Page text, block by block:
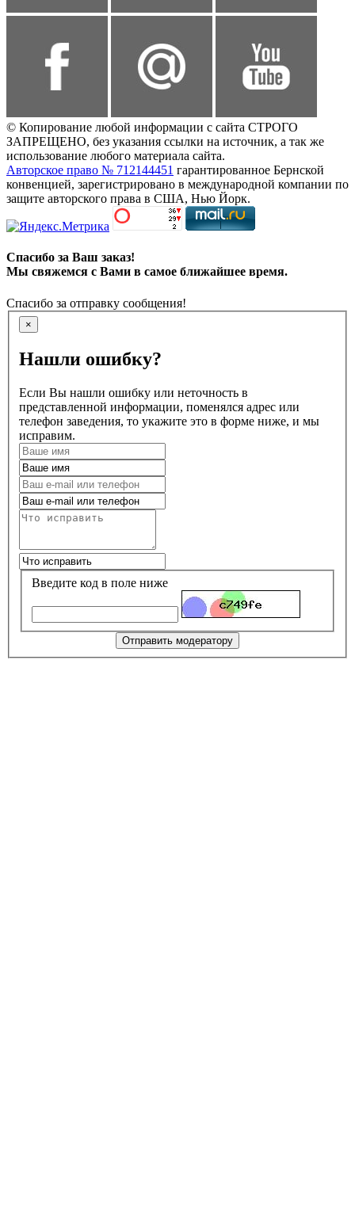
© Копирование любой информации с сайта СТРОГО
ЗАПРЕЩЕНО, без указания ссылки на источник, а так же
использование любого материала сайта.
Авторское право № 712144451 гарантированное Бернской
конвенцией, зарегистрировано в международной компании по
защите авторского права в США, Нью Йорк.
Спасибо за Ваш заказ!
Мы свяжемся с Вами в самое ближайшее время.
Спасибо за отправку сообщения!
×
Нашли ошибку?
Если Вы нашли ошибку или неточность в
представленной информации, поменялся адрес или
телефон заведения, то укажите это в форме ниже, и мы
исправим.
Введите код в поле ниже
Отправить модератору